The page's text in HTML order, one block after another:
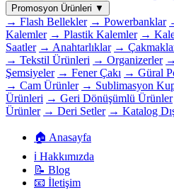
Promosyon Ürünleri ▼
→ Flash Bellekler → Powerbanklar
Kalemler → Plastik Kalemler →
Saatler → Anahtarlıklar →
→ Tekstil Ürünleri → Organizerler
Şemsiyeler → Fener Çakı → Güral
→ Cam Ürünler → Sublimasyon
Ürünleri → Geri Dönüşümlü Ürünler
Ürünler → Deri Setler → Katalog
🏠 Anasayfa
ℹ️ Hakkımızda
📝 Blog
📧 İletişim